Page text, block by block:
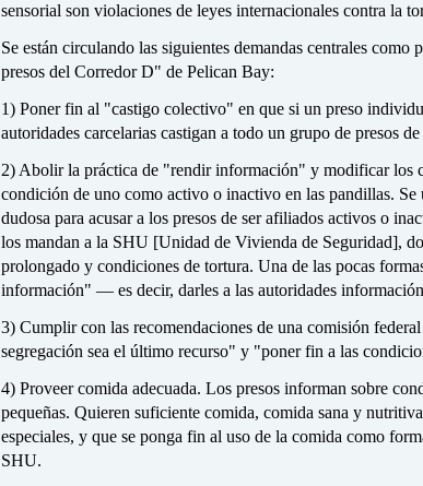
sensorial son violaciones de leyes internacionales contra la
Se están circulando las siguientes demandas centrales como
presos del Corredor D" de Pelican Bay:
1) Poner fin al "castigo colectivo" en que si un preso
autoridades carcelarias castigan a todo un grupo de presos
2) Abolir la práctica de "rendir información" y modificar los
condición de uno como activo o inactivo en las pandillas.
dudosa para acusar a los presos de ser afiliados activos o
los mandan a la SHU [Unidad de Vivienda de Seguridad],
prolongado y condiciones de tortura. Una de las pocas
información" — es decir, darles a las autoridades
3) Cumplir con las recomendaciones de una comisión
segregación sea el último recurso" y "poner fin a las
4) Proveer comida adecuada. Los presos informan sobre
pequeñas. Quieren suficiente comida, comida sana y
especiales, y que se ponga fin al uso de la comida como
SHU.